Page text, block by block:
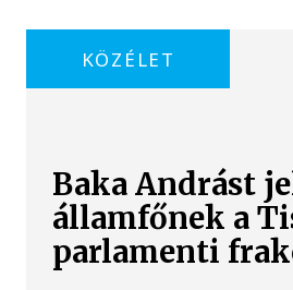
KÖZÉLET
Baka Andrást
államfőnek a
parlamenti